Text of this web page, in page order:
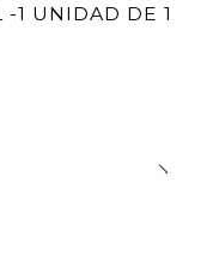
-1 UNIDAD DE 1